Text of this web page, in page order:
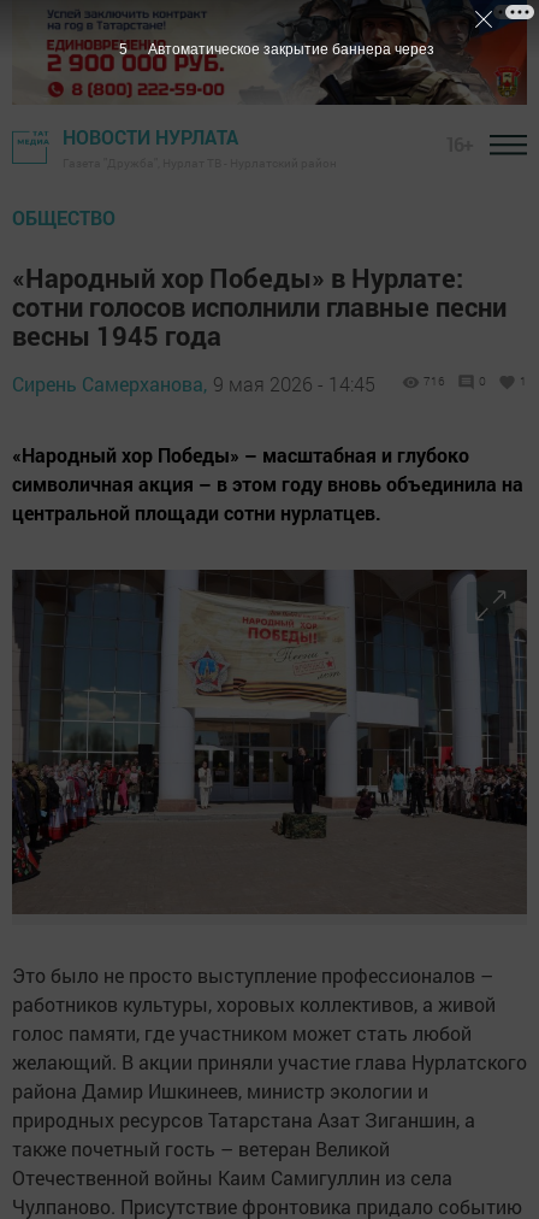
НОВОСТИ НУРЛАТА
ОБЩЕСТВО
«Народный хор Победы» в Нурлате:
сотни голосов исполнили главные песни
весны 1945 года
Сирень Самерханова, 9 мая 2026 - 14:45 716 0 1
«Народный хор Победы» – масштабная и глубоко
символичная акция – в этом году вновь объединила на
центральной площади сотни нурлатцев.
Это было не просто выступление профессионалов –
работников культуры, хоровых коллективов, а живой
голос памяти, где участником может стать любой
желающий. В акции приняли участие глава Нурлатского
района Дамир Ишкинеев, министр экологии и
природных ресурсов Татарстана Азат Зиганшин, а
также почетный гость – ветеран Великой
Отечественной войны Каим Самигуллин из села
Чулпаново. Присутствие фронтовика придало событию
3 Автоматическое закрытие баннера через